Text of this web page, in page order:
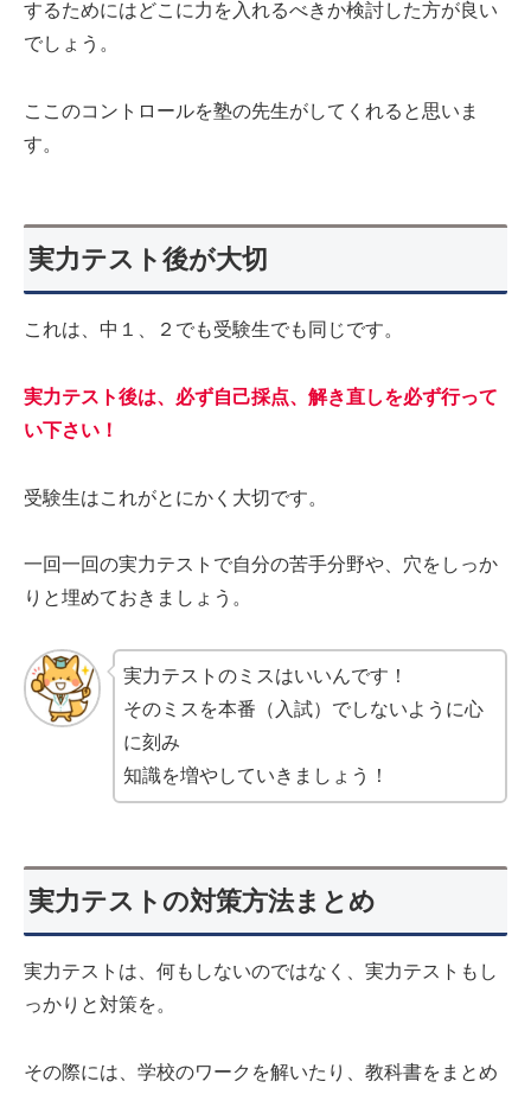
するためにはどこに力を入れるべきか検討した方が良い
でしょう。
ここのコントロールを塾の先生がしてくれると思いま
す。
実力テスト後が大切
これは、中１、２でも受験生でも同じです。
実力テスト後は、必ず自己採点、解き直しを必ず行って
い下さい！
受験生はこれがとにかく大切です。
一回一回の実力テストで自分の苦手分野や、穴をしっか
りと埋めておきましょう。
実力テストのミスはいいんです！
そのミスを本番（入試）でしないように心
に刻み
知識を増やしていきましょう！
実力テストの対策方法まとめ
実力テストは、何もしないのではなく、実力テストもし
っかりと対策を。
その際には、学校のワークを解いたり、教科書をまとめ